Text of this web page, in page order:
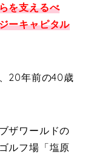
を支えるべ
ーキャピタル
20年前の40歳
ザワールドの
ルフ場「塩原